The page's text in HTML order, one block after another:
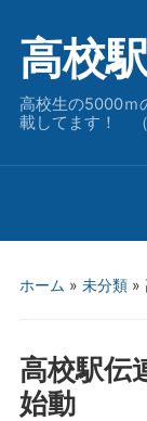
高校
高校生の5000ｍ
載してます！ （
ホーム » 未分類»
高校駅
始動